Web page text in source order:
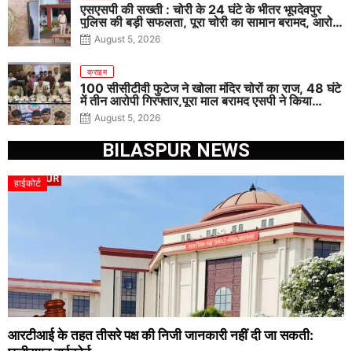
एसएसपी की सख्ती : चोरी के 24 घंटे के भीतर भूपदेवपुर
पुलिस की बड़ी सफलता, पूरा चोरी का सामान बरामद, आरोपी
गिरफ्तार
August 5, 2026
क्राइम
100 सीसीटीवी फुटेज ने खोला मंदिर चोरों का राज, 48 घंटे
में तीन आरोपी गिरफ्तार,पूरा माल बरामद एसपी ने किया
खुलासाAugust 5, 2026
BILASPUR NEWS
हाईकोर्ट
आरटीआई के तहत तीसरे पक्ष की निजी जानकारी नहीं दी जा सकती: